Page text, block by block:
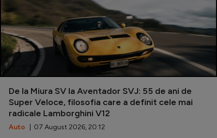
De la Miura SV la Aventador SVJ: 55 de ani de
Super Veloce, filosofia care a definit cele mai
radicale Lamborghini V12
Auto | 07 August 2026, 20:12